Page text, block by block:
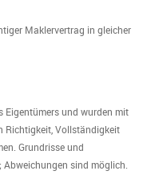
Maklervertrag in gleicher
Eigentümers und wurden mit
Richtigkeit, Vollständigkeit
Grundrisse und
sind möglich.